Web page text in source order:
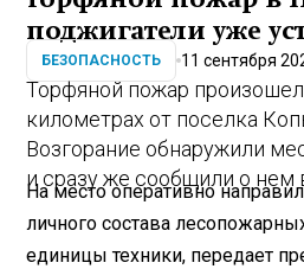
поджигатели уже
БЕЗОПАСНОСТЬ 11 сентября
Торфяной пожар
километрах от поселка
Возгорание обнаружили
и сразу же сообщили о нем
На место оперативно
личного состава
единицы техники, передает